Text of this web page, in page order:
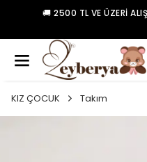
🚚 2500 TL VE ÜZERI
KIZ ÇOCUK Takım